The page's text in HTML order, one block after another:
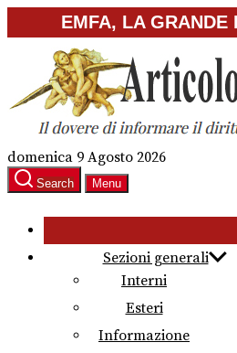
to
content
EMFA, LA GRANDE
domenica 9 Agosto 2026
Search Menu
Sezioni generali
Interni
Esteri
Informazione